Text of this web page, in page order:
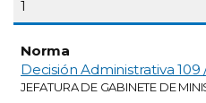
1
Decisión Administrativa 109
JEFATURA DE GABINETE DE